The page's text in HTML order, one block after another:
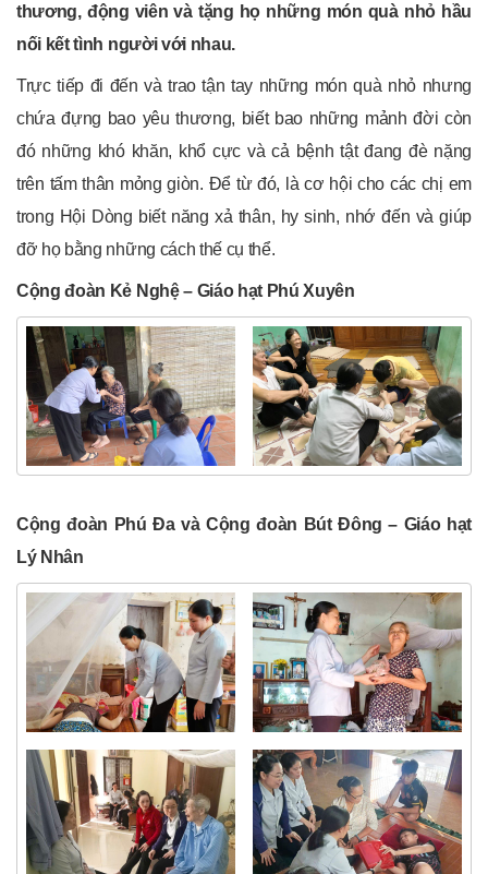
thương, động viên và tặng họ những món quà nhỏ hầu
nối kết tình người với nhau.
Trực tiếp đi đến và trao tận tay những món quà nhỏ nhưng
chứa đựng bao yêu thương, biết bao những mảnh đời còn
đó những khó khăn, khổ cực và cả bệnh tật đang đè nặng
trên tấm thân mỏng giòn. Để từ đó, là cơ hội cho các chị em
trong Hội Dòng biết năng xả thân, hy sinh, nhớ đến và giúp
đỡ họ bằng những cách thế cụ thể.
Cộng đoàn Kẻ Nghệ – Giáo hạt Phú Xuyên
Cộng đoàn Phú Đa và Cộng đoàn Bút Đông – Giáo hạt
Lý Nhân